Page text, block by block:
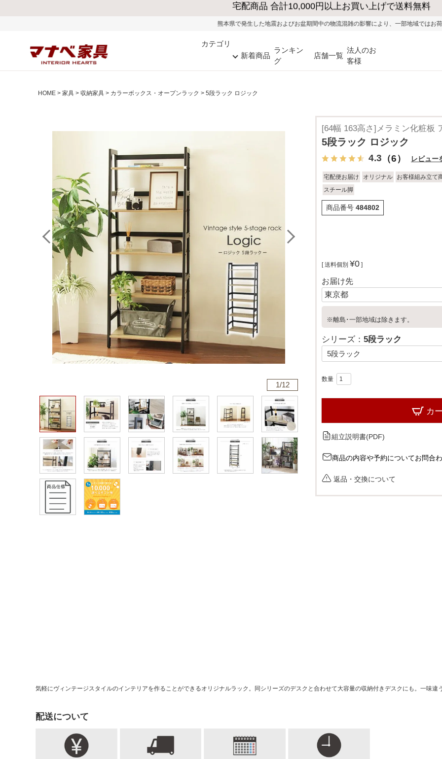
熊本県で発生した地震およびお盆期間中の物流混雑の影響により、一部地域ではお荷物のお届けに遅れが
カテゴリ
新着商品
ランキン
グ
店舗一覧
法人のお
客様
HOME 家具 収納家具 カラーボックス・オープンラック 5段ラック ロジック
1/12
[64幅 163高さ]メラミン化粧板
5段ラック ロジック
4.3 （6） レビュー
宅配便お届け オリジナル
お客様組み立て
スチール脚
商品番号 484802
送料個別 ¥0
お届け先
※離島･一部地域は除きます。
シリーズ： 5段ラック
カ
組立説明書(PDF)
商品の内容や予約についてお問合
返品・交換について
気軽にヴィンテージスタイルのインテリアを作ることができるオリジナルラック。同シリーズのデスクと合わせて大容量の収納付きデスクにも。一味
配送について